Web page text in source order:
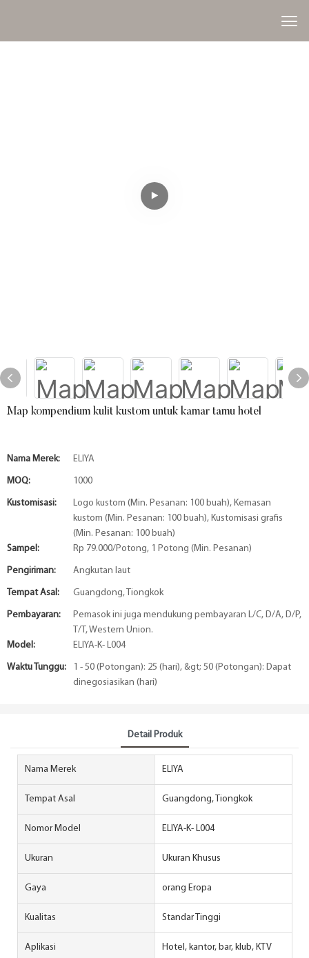
Map kompendium kulit kustom untuk kamar tamu hotel
Nama Merek: ELIYA
MOQ: 1000
Kustomisasi:
Logo kustom (Min. Pesanan: 100 buah), Kemasan
kustom (Min. Pesanan: 100 buah), Kustomisasi grafis
(Min. Pesanan: 100 buah)
Sampel:
Rp 79.000/Potong, 1 Potong (Min. Pesanan)
Pengiriman: Angkutan laut
Tempat Asal: Guangdong, Tiongkok
Pembayaran:
Pemasok ini juga mendukung pembayaran L/C, D/A, D/P,
T/T, Western Union.
Model:
ELIYA-K- L004
Waktu Tunggu:
1 - 50 (Potongan): 25 (hari), &gt; 50 (Potongan): Dapat
dinegosiasikan (hari)
Detail Produk
Nama Merek ELIYA
Tempat Asal Guangdong, Tiongkok
Nomor Model ELIYA-K- L004
Ukuran Ukuran Khusus
Gaya orang Eropa
Kualitas Standar Tinggi
Aplikasi Hotel, kantor, bar, klub, KTV